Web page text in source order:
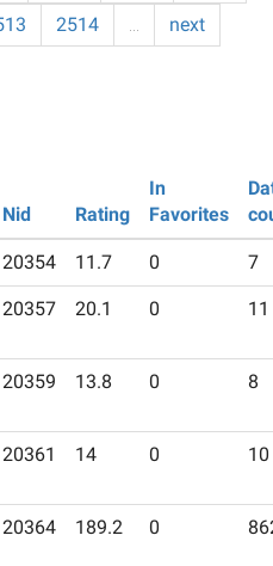
2514 …
next
Nid Rating
In
Favorites
20354 11.7 0 7
20357 20.1 0 11
20359 13.8 0 8
20361 14 0 10
20364 189.2 0